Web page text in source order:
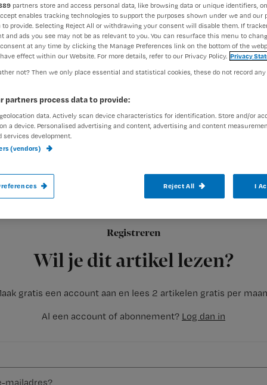
Registreren
Wil je dit artikel lezen?
gratis een account aan en lees 2 artikelen gratis per
Al een account of abonnement? Log dan in
Het Sint Franciscus Gasthuis in
ziekenhuis van Nederland noemen. Voor
de krant ziekenhuizen op 38
partners store and access personal data, like browsing data or unique identifiers,
enables tracking technologies to support the purposes shown under we and our
to provide. Selecting Reject All or withdrawing your consent will disable them. If
and ads you see may not be as relevant to you. You can resurface this menu to
at any time by clicking the Manage Preferences link on the bottom of the
effect within our Website. For more details, refer to our Privacy Policy. Privacy
not? Then we only place essential and statistical cookies, these do not record
partners process data to provide:
data. Actively scan device characteristics for identification. Store and/or
a device. Personalised advertising and content, advertising and content
services development.
(vendors)
Reject All I